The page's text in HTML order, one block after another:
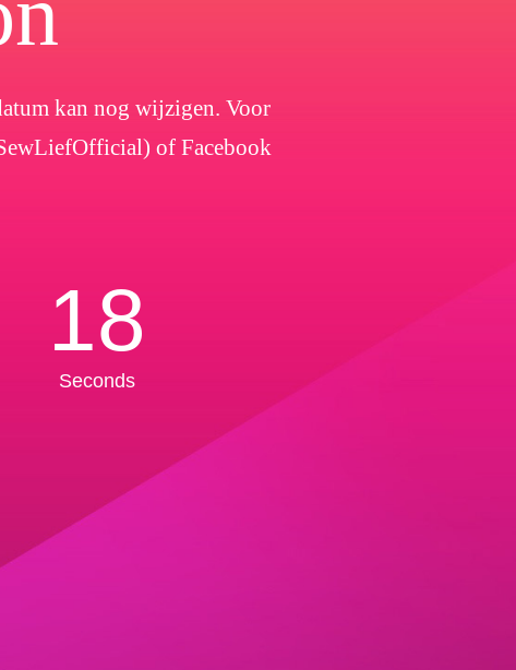
kan nog wijzigen. Voor
of Facebook
18
Seconds